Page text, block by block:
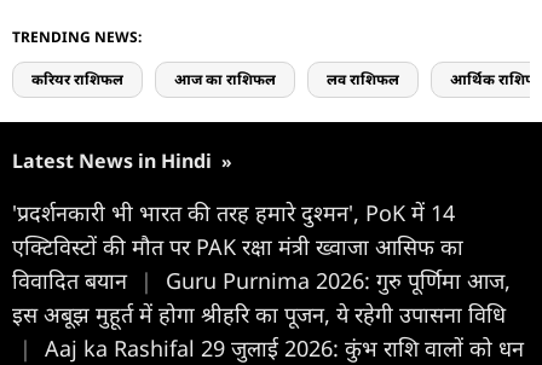
TRENDING NEWS:
करियर राशिफल आज का राशिफल लव राशिफल आर्थिक
Latest News in Hindi »
'प्रदर्शनकारी भी भारत की तरह हमारे दुश्मन', PoK में 14
एक्टिविस्टों की मौत पर PAK रक्षा मंत्री ख्वाजा आसिफ का
विवादित बयान |
Guru Purnima 2026: गुरु पूर्णिमा आज,
इस अबूझ मुहूर्त में होगा श्रीहरि का पूजन, ये रहेगी उपासना विधि
|
Aaj ka Rashifal 29 जुलाई 2026: कुंभ राशि वालों को धन